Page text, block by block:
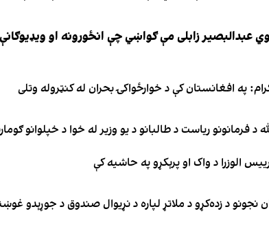
عبدالبصیر زابلی مې ګواښي چې انځورونه او
په افغانستان کې د خوارځواکۍ بحران له کنټروله وتلی
فرمانونو ریاست د طالبانو د یو وزیر له خوا د خپلوانو
الوزرا د واک او پرېکړو په حاشیه کې
نجونو د زده‌کړو د ملاتړ لپاره د نړیوال صندوق د جوړېدو